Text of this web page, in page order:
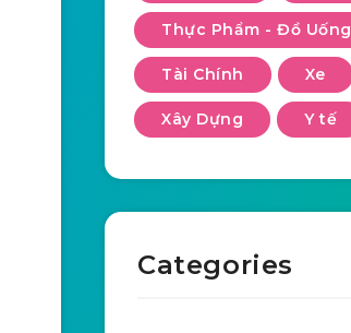
Thực Phẩm - Đồ Uống
Tài Chính Xe
Xây Dựng Y tế
Categories